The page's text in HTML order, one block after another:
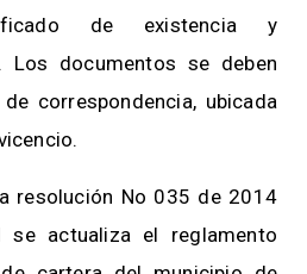
de existencia y
Los documentos se deben
correspondencia, ubicada
resolución No 035 de 2014
se actualiza el reglamento